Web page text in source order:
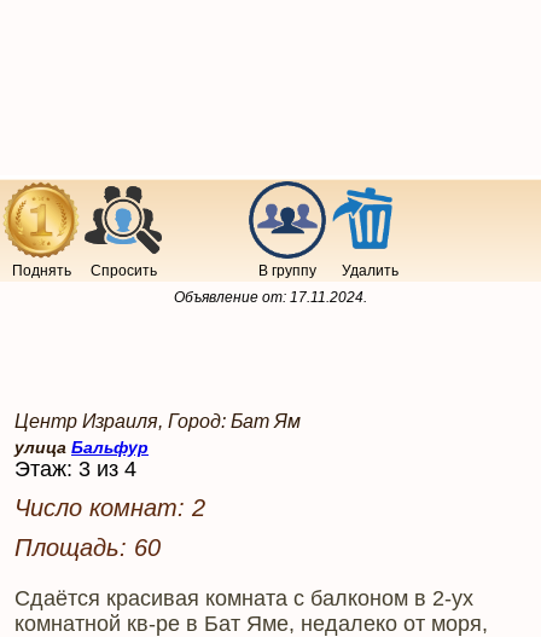
Поднять Спросить В группу
Удалить
Объявление от: 17.11.2024.
Центр Израиля, Город: Бат Ям
улица Бальфур
Этаж: 3 из 4
Число комнат: 2
Площадь: 60
Сдаётся красивая комната с балконом в 2-ух
комнатной кв-ре в Бат Яме, недалеко от моря,